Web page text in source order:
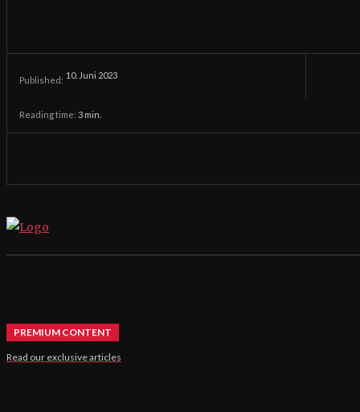
Published: 10. Juni 2023
Reading time: 3 min.
PREMIUM CONTENT
Read our exclusive articles